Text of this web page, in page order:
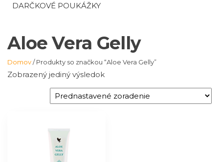
DARČKOVÉ POUKÁŽKY
Aloe Vera Gelly
Domov/ Produkty so značkou “Aloe Vera Gelly”
Zobrazený jediný výsledok